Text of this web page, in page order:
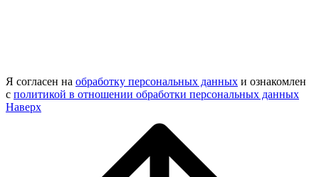
Я согласен на обработку персональных данных и ознакомлен
с политикой в отношении обработки персональных данных
Наверх